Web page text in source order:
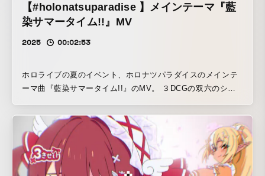
【#holonatsuparadise 】メインテーマ『藍
染サマータイム!!』MV
2025 00:02:53
ホロライブの夏のイベント、ホロナツパラダイスのメインテ
ーマ曲『藍染サマータイム!!』のMV。 ３DCGの双六のシー
くMV。 キャラクター デザインに大山 裕之(うんばー)さん
CGシーンをkumo.productionsが デザインを.MP、モーショ
ングラフィックは立松夏奈が手がけた。 作画シーンはリバテ
ィーアニメーションを中心に様々なアニメ会社が参画した。
© COVER